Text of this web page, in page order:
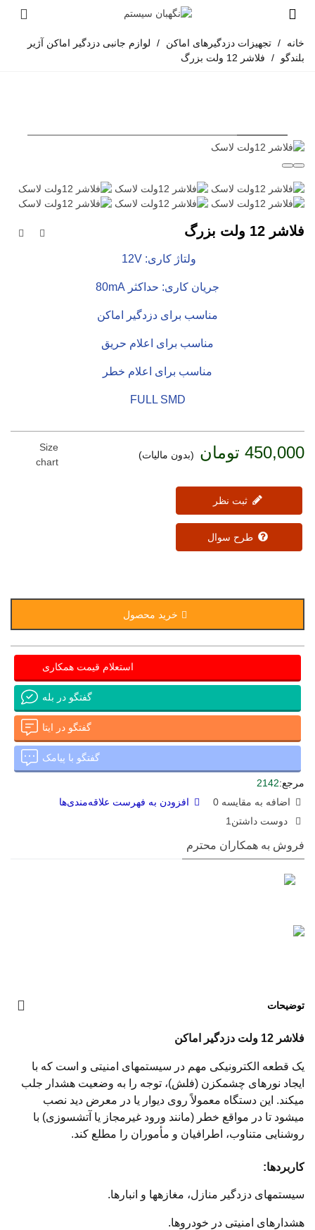
خانه / تجهیزات دزدگیرهای اماکن /
لوازم جانبی دزدگیر اماکن آژیر
بلندگو
/ فلاشر 12 ولت بزرگ
فلاشر 12 ولت بزرگ
ولتاژ کاری: 12V
جریان کاری: حداکثر 80mA
مناسب برای دزدگیر اماکن
مناسب برای اعلام حریق
مناسب برای اعلام خطر
FULL SMD
450,000 تومان (بدون مالیات)
ثبت نظر
طرح سوال
Size
chart
خرید محصول
استعلام قیمت همکاری
گفتگو در بله
گفتگو در ایتا
گفتگو با پیامک
مرجع:2142
اضافه به مقایسه 0
افزودن به فهرست علاقه‌مندی‌ها
دوست داشتن 1
فروش به همکاران محترم
توضیحات
فلاشر 12 ولت دزدگیر اماکن
یک قطعه الکترونیکی مهم در سیستمهای امنیتی و است که با
ایجاد نورهای چشمکزن (فلش)، توجه را به وضعیت هشدار جلب
میکند. این دستگاه معمولاً روی دیوار یا در معرض دید نصب
میشود تا در مواقع خطر (مانند ورود غیرمجاز یا آتشسوزی) با
روشنایی متناوب، اطرافیان و مأموران را مطلع کند.
کاربردها:
سیستمهای دزدگیر منازل، مغازهها و انبارها.
هشدارهای امنیتی در خودروها.